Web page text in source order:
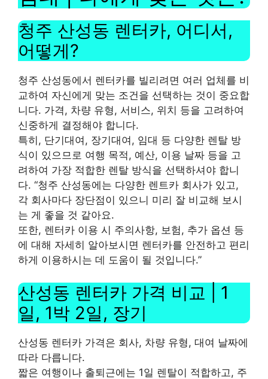
청주 산성동 렌터카, 어디서,
어떻게?
청주 산성동에서 렌터카를 빌리려면 여러 업체를 비
교하여 자신에게 맞는 조건을 선택하는 것이 중요합
니다. 가격, 차량 유형, 서비스, 위치 등을 고려하여
신중하게 결정해야 합니다.
특히, 단기대여, 장기대여, 임대 등 다양한 렌탈 방
식이 있으므로 여행 목적, 예산, 이용 날짜 등을 고
려하여 가장 적합한 렌탈 방식을 선택하셔야 합니
다. “청주 산성동에는 다양한 렌트카 회사가 있고,
각 회사마다 장단점이 있으니 미리 잘 비교해 보시
는 게 좋을 것 같아요.
또한, 렌터카 이용 시 주의사항, 보험, 추가 옵션 등
에 대해 자세히 알아보시면 렌터카를 안전하고 편리
하게 이용하시는 데 도움이 될 것입니다.”
산성동 렌터카 가격 비교 | 1
일, 1박 2일, 장기
산성동 렌터카 가격은 회사, 차량 유형, 대여 날짜에
따라 다릅니다.
짧은 여행이나 출퇴근에는 1일 렌탈이 적합하고, 주